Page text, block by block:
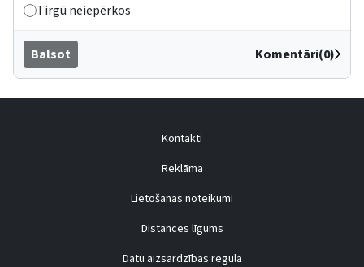
Tirgū neiepērkos
Balsot Komentāri(0)
Kontakti
Reklāma
Lietošanas noteikumi
Distances līgums
Datu aizsardzības regula